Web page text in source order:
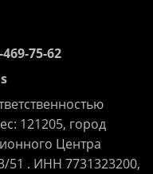
75-62
121205, город
Центра
51 . ИНН 7731323200,